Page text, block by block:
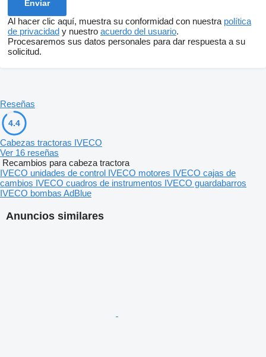
Al hacer clic aquí, muestra su conformidad con nuestra política
de privacidad y nuestro acuerdo del usuario.
Procesaremos sus datos personales para dar respuesta a su
solicitud.
Anuncios similares
Reseñas
4.4
Cabezas tractoras IVECO
Ver 16 reseñas
Recambios para cabeza tractora
IVECO unidades de control IVECO motores IVECO cajas de
cambios IVECO cuadros de instrumentos IVECO guardabarros
IVECO bombas AdBlue